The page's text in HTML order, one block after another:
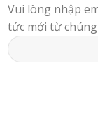
Vui lòng nhập
tức mới từ